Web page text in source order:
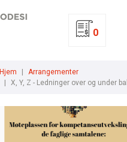
0
Hjem
Arrangementer
X, Y, Z - Ledninger over og under